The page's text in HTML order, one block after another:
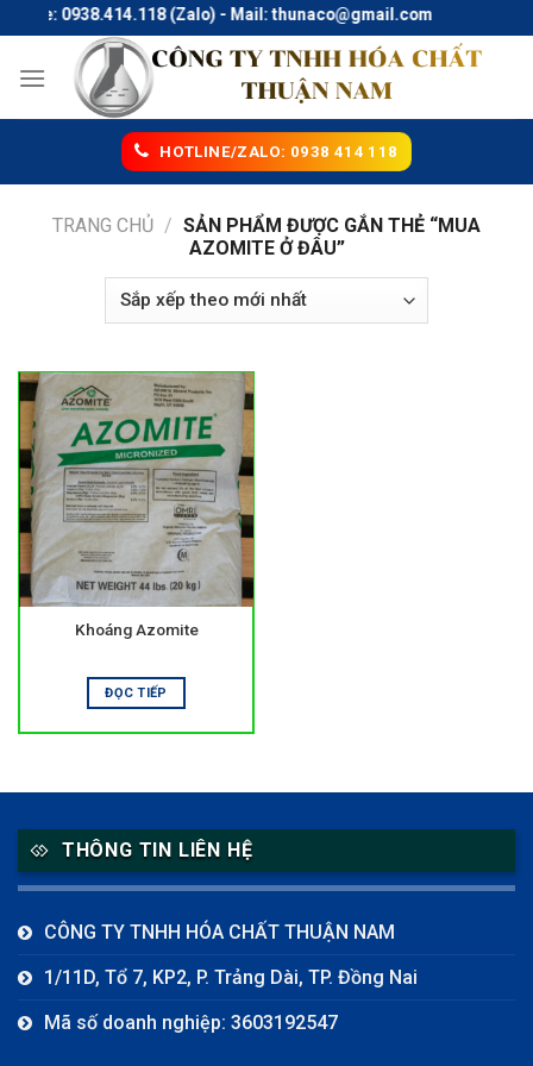
to
content
0938.414.118 (Zalo) - Mail: thunaco@gmail.com
HOTLINE/ZALO: 0938 414 118
TRANG CHỦ / SẢN PHẨM ĐƯỢC GẮN THẺ “MUA
AZOMITE Ở ĐÂU”
Khoáng Azomite
ĐỌC TIẾP
THÔNG TIN LIÊN HỆ
CÔNG TY TNHH HÓA CHẤT THUẬN NAM
1/11D, Tổ 7, KP2, P. Trảng Dài, TP. Đồng Nai
Mã số doanh nghiệp: 3603192547